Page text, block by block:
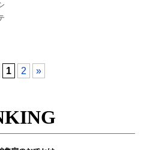
1 2 »